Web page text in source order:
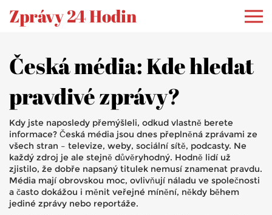
Zprávy 24 Hodin
Česká média: Kde hledat
pravdivé zprávy?
Kdy jste naposledy přemýšleli, odkud vlastně berete
informace? Česká média jsou dnes přeplněná zprávami ze
všech stran – televize, weby, sociální sítě, podcasty. Ne
každý zdroj je ale stejně důvěryhodný. Hodně lidí už
zjistilo, že dobře napsaný titulek nemusí znamenat pravdu.
Média mají obrovskou moc, ovlivňují náladu ve společnosti
a často dokážou i měnit veřejné mínění, někdy během
jediné zprávy nebo reportáže.